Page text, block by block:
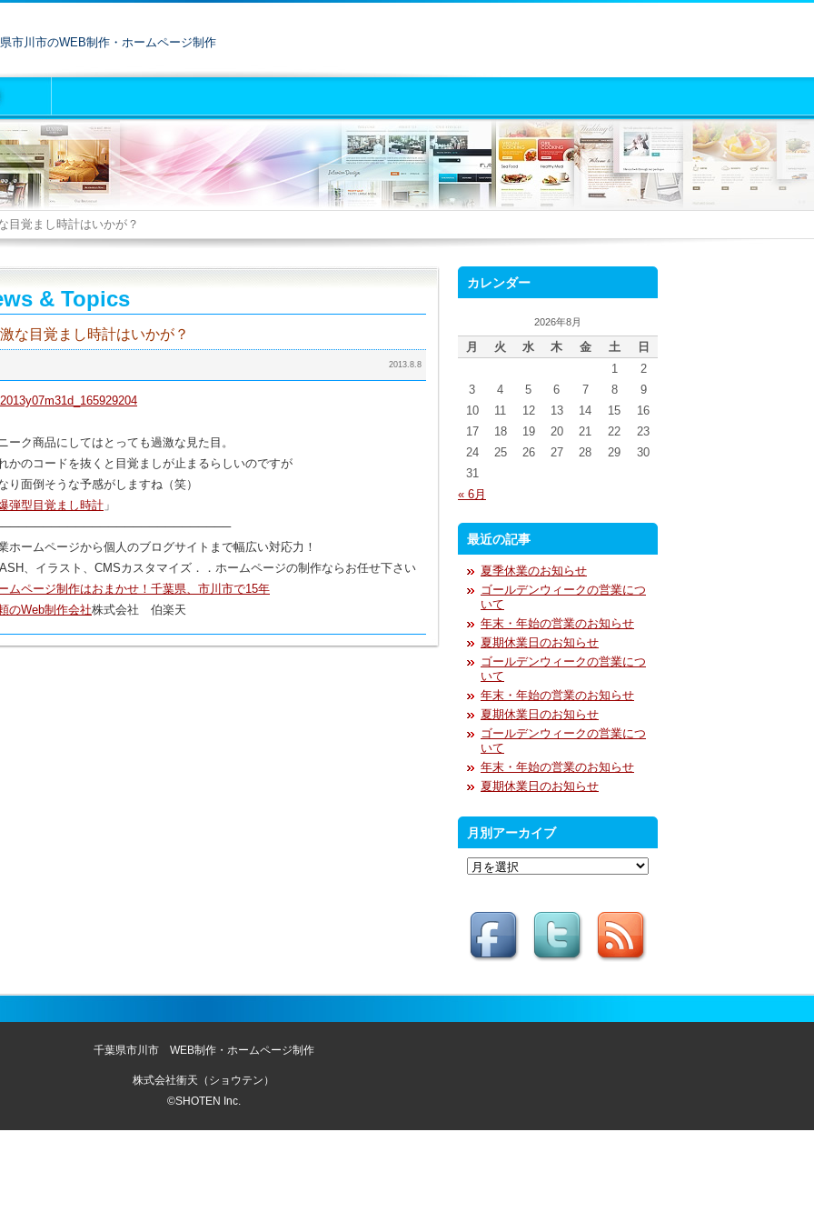
市川市のWEB制作・ホームページ制作
目覚まし時計はいかが？
& Topics
な目覚まし時計はいかが？
2013.8.8
ーク商品にしてはとっても過激な見た目。
かのコードを抜くと目覚ましが止まるらしいのですが
り面倒そうな予感がしますね（笑）
弾型目覚まし時計 」
ホームページから個人のブログサイトまで幅広い対応力！
、イラスト、CMSカスタマイズ．．ホームページの制作ならお任せ下さい
ムページ制作はおまかせ！千葉県、市川市で15年
のWeb制作会社株式会社 伯楽天
カレンダー
2026年8月
月 火 水 木 金 土
日
1
2
3
4 5 6 7 8
9
10
11 12 13 14 15
16
17
18 19 20 21 22
23
24
25 26 27 28 29
30
31
« 6月
最近の記事
夏季休業のお知らせ
ゴールデンウィークの営業につ
いて
年末・年始の営業のお知らせ
夏期休業日のお知らせ
ゴールデンウィークの営業につ
いて
年末・年始の営業のお知らせ
夏期休業日のお知らせ
ゴールデンウィークの営業につ
いて
年末・年始の営業のお知らせ
夏期休業日のお知らせ
月別アーカイブ
ブ
千葉県市川市 WEB制作・ホームページ制作
株式会社衝天（ショウテン）
©SHOTEN Inc.